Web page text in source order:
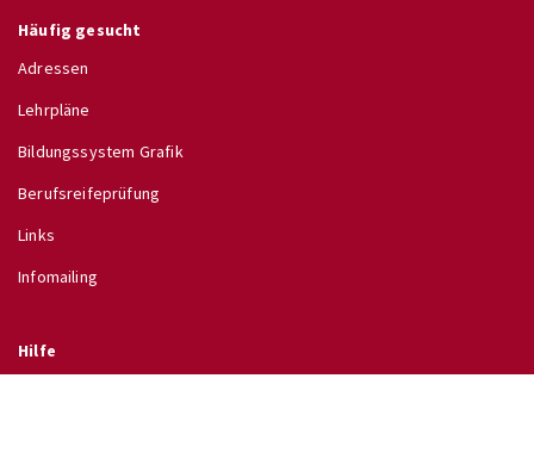
Häufig gesucht
Adressen
Lehrpläne
Bildungssystem Grafik
Berufsreifeprüfung
Links
Infomailing
Hilfe